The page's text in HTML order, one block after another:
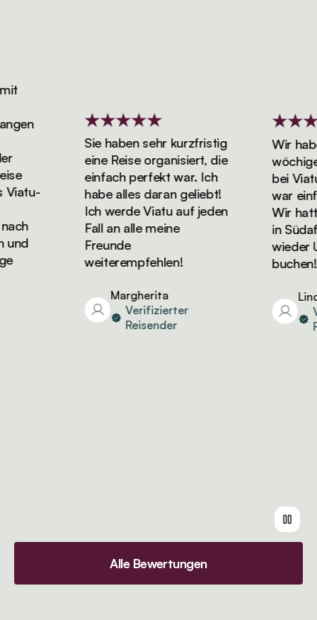
Sie haben sehr kurzfristig
eine Reise organisiert, die
einfach perfekt war. Ich
habe alles daran geliebt!
Ich werde Viatu auf jeden
Fall an alle meine
Freunde
weiterempfehlen!
Margherita
Verifizierter
Reisender
Wir
bei
war
Wir
in
wieder
buchen!
Linda
Alle Bewertungen